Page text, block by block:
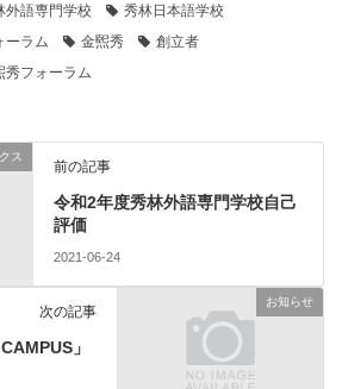
外語専門学校
秀林日本語学校
ーラム
金煕秀
創立者
秀フォーラム
ス
前の記事
令和2年度秀林外語専門学校自己
評価
2021-06-24
お知らせ
次の記事
」